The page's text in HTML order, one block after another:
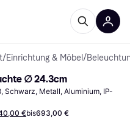
/Einrichtung & Möbel /
∅ 24.3cm
Schwarz, Metall, Aluminium, IP-
€bis693,00 €